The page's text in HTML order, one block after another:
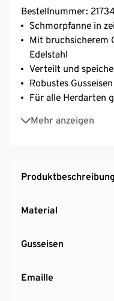
Bestellnummer:
Schmorpfanne in
Mit bruchsicherem
Edelstahl
Verteilt und
Robustes
Für alle Herdarten
Mehr anzeigen
Hitzebeständig bis
Einfach zu reinigen
Produktbeschreibung
Material
Gusseisen
Emaille